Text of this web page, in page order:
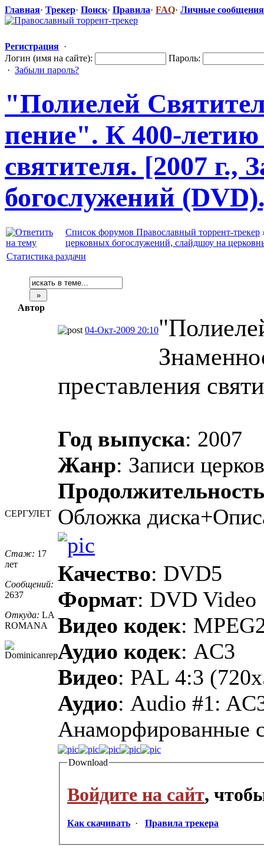
Главная· Трекер· Поиск· Правила· FAQ· Личные сообщения
Регистрация ·
Логин (имя на сайте):
Пароль:
· Забыли пароль?
"Полиеле​й
пение". К 400-летию
святителя. [2007 г.,
богослужений
Список форумов Православный торрент-трекер
церковных богослужений, слайдшоу на
Статистика раздачи
Автор
СЕРГУЛЕТ
Стаж: 17
лет
Сообщений:
2637
Откуда: LA
ROMANA
04-Окт-2009 20:10
преставления
Год выпуска: 2007
Жанр: Записи
Продолжительность
Обложка
Качество: DVD5
Формат: DVD Video
Видео кодек:
Аудио кодек: AC3
Видео: PAL 4:3
Аудио: Audio #1:
Анаморфированные
Download
Войдите на сайт,
Как скачивать · Правила трекера